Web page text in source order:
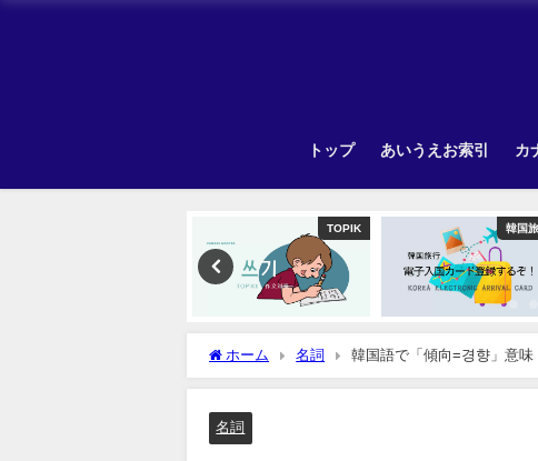
トップ あいうえお索引 カ
韓国旅行 韓国
ホーム 名詞 韓国語で「傾向=경향」意味
名詞